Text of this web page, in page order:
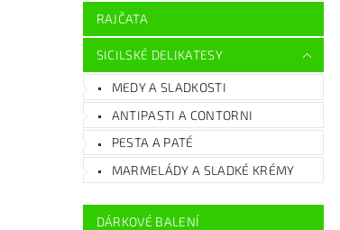
RAJČATA
SICILSKÉ DELIKATESY
MEDY A SLADKOSTI
ANTIPASTI A CONTORNI
PESTA A PATÉ
MARMELÁDY A SLADKÉ KRÉMY
DÁRKOVÉ BALENÍ